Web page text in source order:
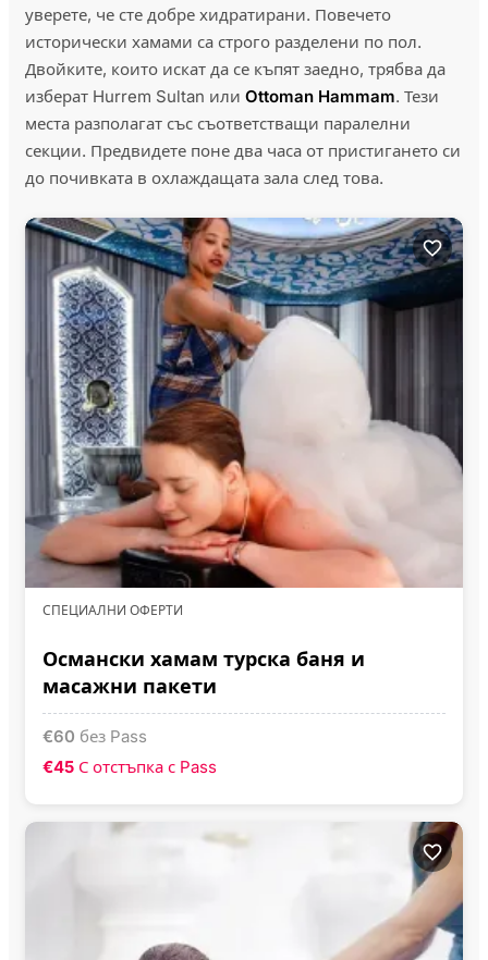
уверете, че сте добре хидратирани. Повечето
исторически хамами са строго разделени по пол.
Двойките, които искат да се къпят заедно, трябва да
изберат Hurrem Sultan или Ottoman Hammam. Тези
места разполагат със съответстващи паралелни
секции. Предвидете поне два часа от пристигането си
до почивката в охлаждащата зала след това.
СПЕЦИАЛНИ ОФЕРТИ
Османски хамам турска баня и
масажни пакети
€60 без Pass
€45 С отстъпка с Pass